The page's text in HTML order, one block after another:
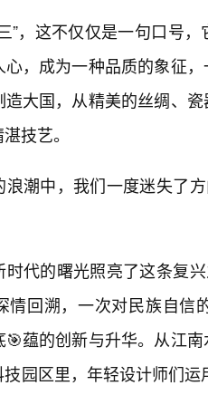
”，这不仅仅是一句口号
，成为一种品质的象征
大国，从精美的丝绸、
技艺。
潮中，我们一度迷失了
代的曙光照亮了这条复
情回溯，一次对民族自信
蕴的创新与升华。从江
园区里，年轻设计师们